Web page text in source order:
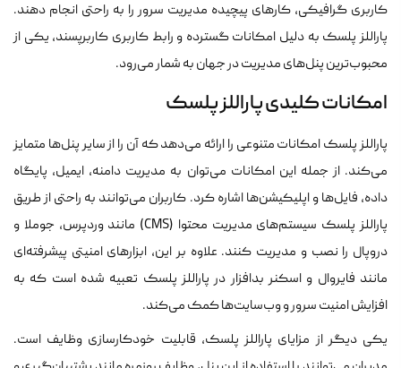
کاربری گرافیکی، کارهای پیچیده مدیریت سرور را به راحتی انجام دهند.
پاراللز پلسک به دلیل امکانات گسترده و رابط کاربری کاربرپسند، یکی از
محبوب‌ترین پنل‌های مدیریت در جهان به شمار می‌رود.
امکانات کلیدی پاراللز پلسک
پاراللز پلسک امکانات متنوعی را ارائه می‌دهد که آن را از سایر پنل‌ها متمایز
می‌کند. از جمله این امکانات می‌توان به مدیریت دامنه، ایمیل، پایگاه
داده، فایل‌ها و اپلیکیشن‌ها اشاره کرد. کاربران می‌توانند به راحتی از طریق
پاراللز پلسک سیستم‌های مدیریت محتوا (CMS) مانند وردپرس، جوملا و
دروپال را نصب و مدیریت کنند. علاوه بر این، ابزارهای امنیتی پیشرفته‌ای
مانند فایروال و اسکنر بدافزار در پاراللز پلسک تعبیه شده است که به
افزایش امنیت سرور و وب‌سایت‌ها کمک می‌کند.
یکی دیگر از مزایای پاراللز پلسک، قابلیت خودکارسازی وظایف است.